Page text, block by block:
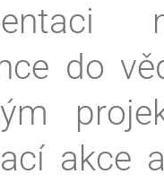
do
akce